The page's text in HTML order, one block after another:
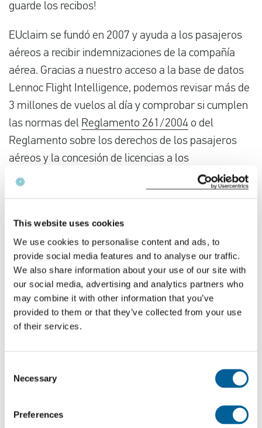
This website uses cookies
We use cookies to personalise content and ads, to
provide social media features and to analyse our traffic.
We also share information about your use of our site with
our social media, advertising and analytics partners who
may combine it with other information that you’ve
provided to them or that they’ve collected from your use
of their services.
Selection
Necessary
Preferences
guarde los recibos!
EUclaim se fundó en 2007 y ayuda a los pasajeros
aéreos a recibir indemnizaciones de la compañía
aérea. Gracias a nuestro acceso a la base de datos
Lennoc Flight Intelligence, podemos revisar más de
3 millones de vuelos al día y comprobar si cumplen
las normas del Reglamento 261/2004 o del
Reglamento sobre los derechos de los pasajeros
aéreos y la concesión de licencias a los
organizadores de viajes aéreos (modificación)
jurídicos, garantizan nuestra tasa de éxito del 97%
en los tribunales. EUclaim le ayuda a obtener una
indemnización por elretraso o la cancelación de
su
vuelo.
¿Se retrasó su vuelo Luxair?
indemnización.